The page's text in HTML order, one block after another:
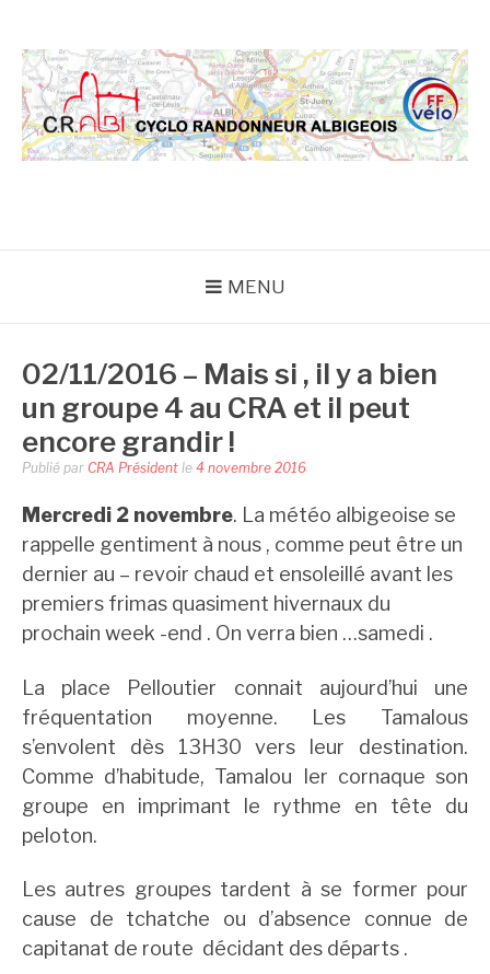
contenu
MENU
02/11/2016 – Mais si , il y a bien
un groupe 4 au CRA et il peut
encore grandir !
Publié par CRA Président le 4 novembre 2016
Mercredi 2 novembre. La météo albigeoise se
rappelle gentiment à nous , comme peut être un
dernier au – revoir chaud et ensoleillé avant les
premiers frimas quasiment hivernaux du
prochain week -end . On verra bien …samedi .
La place Pelloutier connait aujourd’hui une
fréquentation moyenne. Les Tamalous
s’envolent dès 13H30 vers leur destination.
Comme d’habitude, Tamalou Ier cornaque son
groupe en imprimant le rythme en tête du
peloton.
Les autres groupes tardent à se former pour
cause de tchatche ou d’absence connue de
capitanat de route décidant des départs .